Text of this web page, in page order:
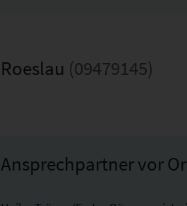
Roeslau (09479145)
Ansprechpartner vor